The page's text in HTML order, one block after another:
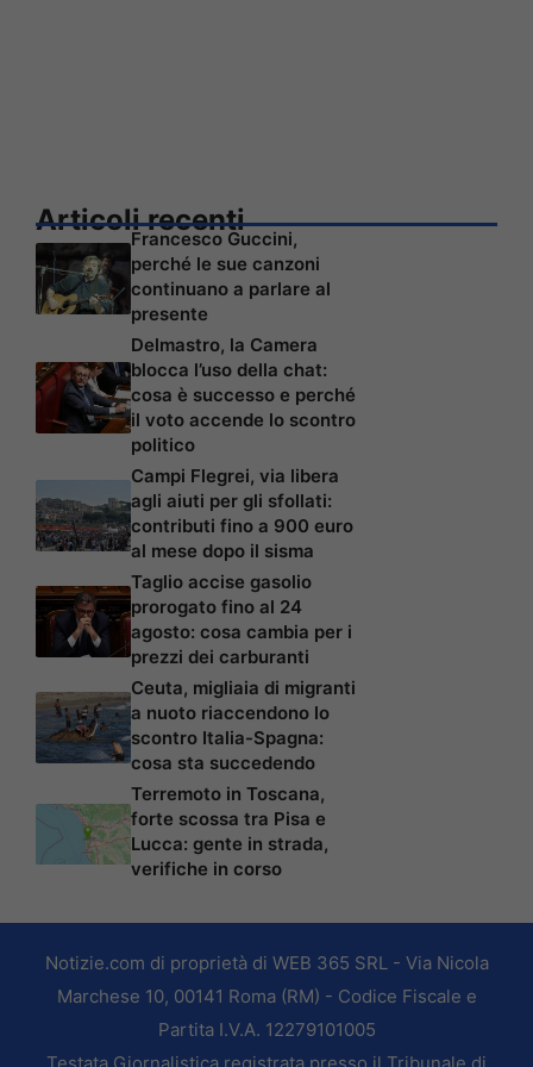
Articoli recenti
Francesco Guccini,
perché le sue canzoni
continuano a parlare al
presente
Delmastro, la Camera
blocca l’uso della chat:
cosa è successo e perché
il voto accende lo scontro
politico
Campi Flegrei, via libera
agli aiuti per gli sfollati:
contributi fino a 900 euro
al mese dopo il sisma
Taglio accise gasolio
prorogato fino al 24
agosto: cosa cambia per i
prezzi dei carburanti
Ceuta, migliaia di migranti
a nuoto riaccendono lo
scontro Italia-Spagna:
cosa sta succedendo
Terremoto in Toscana,
forte scossa tra Pisa e
Lucca: gente in strada,
verifiche in corso
Notizie.com di proprietà di WEB 365 SRL - Via Nicola
Marchese 10, 00141 Roma (RM) - Codice Fiscale e
Partita I.V.A. 12279101005